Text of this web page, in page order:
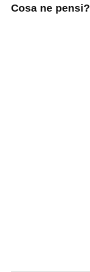
un
Cosa ne pensi?